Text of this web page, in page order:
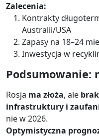
Zalecenia:
Kontrakty
Australii/USA
Zapasy na 18–24
Inwestycja w
Podsumowanie:
Rosja ma złoża, ale
infrastruktury i
nie w 2026.
Optymistyczna